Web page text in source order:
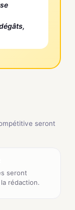
seront
seront
rédaction.